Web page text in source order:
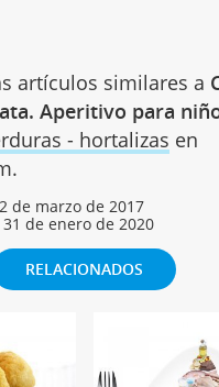
artículos similares a
Aperitivo para
- hortalizas en
de marzo de 2017
31 de enero de 2020
RELACIONADOS